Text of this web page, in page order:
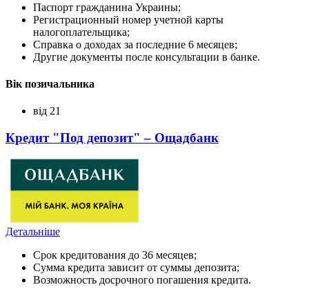
Паспорт гражданина Украины;
Регистрационный номер учетной карты
налогоплательщика;
Справка о доходах за последние 6 месяцев;
Другие документы после консультации в банке.
Вік позичальника
від 21
Кредит "Под депозит" – Ощадбанк
Детальніше
Срок кредитования до 36 месяцев;
Сумма кредита зависит от суммы депозита;
Возможность досрочного погашения кредита.